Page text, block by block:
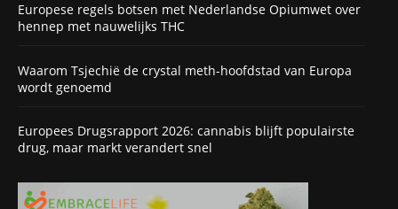
Europese regels botsen met Nederlandse Opiumwet over
hennep met nauwelijks THC
Waarom Tsjechië de crystal meth-hoofdstad van Europa
wordt genoemd
Europees Drugsrapport 2026: cannabis blijft populairste
drug, maar markt verandert snel